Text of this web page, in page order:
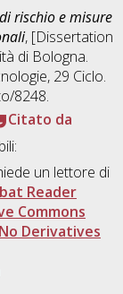
rischio e misure
, [Dissertation
di Bologna.
, 29 Ciclo.
8248.
Citato da
un lettore di
Reader
Commons
Derivatives